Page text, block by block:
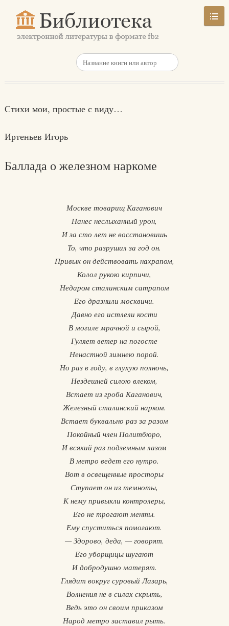
Стихи мои, простые с виду…
Иртеньев Игорь
Баллада о железном наркоме
Москве товарищ Каганович
Нанес неслыханный урон,
И за сто лет не восстановишь
То, что разрушил за год он.
Привык он действовать нахрапом,
Колол рукою кирпичи,
Недаром сталинским сатрапом
Его дразнили москвичи.
Давно его истлели кости
В могиле мрачной и сырой,
Гуляет ветер на погосте
Ненастной зимнею порой.
Но раз в году, в глухую полночь,
Нездешней силою влеком,
Встает из гроба Каганович,
Железный сталинский нарком.
Встает буквально раз за разом
Покойный член Политбюро,
И всякий раз подземным лазом
В метро ведет его нутро.
Вот в освещенные просторы
Ступает он из темноты,
К нему привыкли контролеры,
Его не трогают менты.
Ему спуститься помогают.
— Здорово, деда, — говорят.
Его уборщицы шугают
И добродушно матерят.
Глядит вокруг суровый Лазарь,
Волнения не в силах скрыть,
Ведь это он своим приказом
Народ метро заставил рыть.